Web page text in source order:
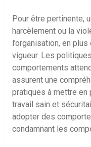
Pour être pertinente,
harcèlement ou la
l’organisation, en
vigueur. Les
comportements
assurent une
pratiques à mettre en
travail sain et
adopter des
condamnant les